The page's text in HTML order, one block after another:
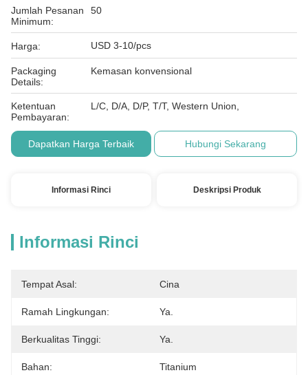
Jumlah Pesanan
Minimum:
50
Harga: USD 3-10/pcs
Packaging
Details:
Kemasan konvensional
Ketentuan
Pembayaran:
L/C, D/A, D/P, T/T, Western Union,
Dapatkan Harga Terbaik Hubungi Sekarang
Informasi Rinci Deskripsi Produk
Informasi Rinci
Tempat Asal: Cina
Ramah Lingkungan: Ya.
Berkualitas Tinggi: Ya.
Bahan: Titanium